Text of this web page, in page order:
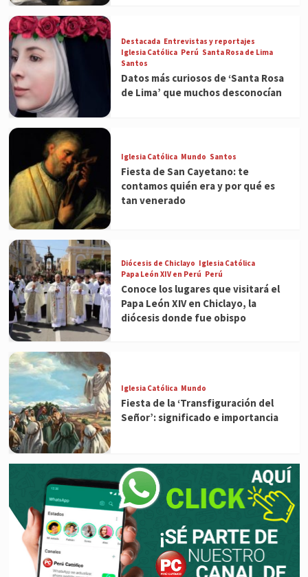
Destacada Entrevistas y reportajes
Iglesia Católica Perú Santa Rosa de Lima
Santos
Datos más curiosos de ‘Santa Rosa
de Lima’ que muchos desconocían
Iglesia Católica Mundo Santos
Fiesta de San Cayetano: te
contamos quién era y por qué es
tan venerado
Diócesis de Chiclayo Iglesia Católica
Papa León XIV en Perú Perú
Conoce los lugares que visitará el
Papa León XIV en Chiclayo, la
diócesis donde fue obispo
Iglesia Católica Mundo
Fiesta de la ‘Transfiguración del
Señor’: significado e importancia